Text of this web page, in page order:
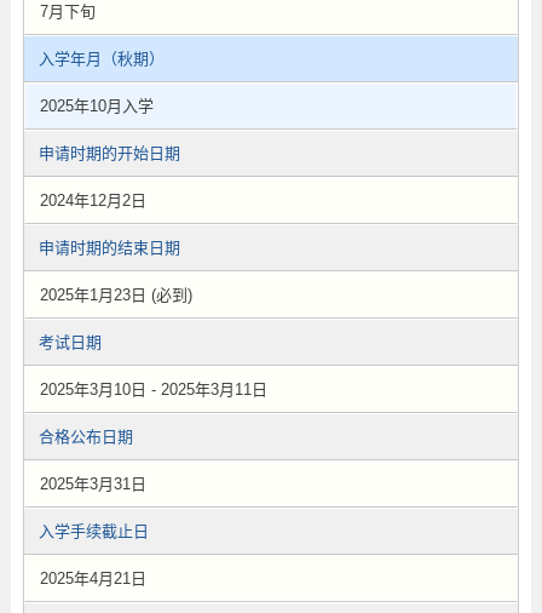
7月下旬
入学年月（秋期）
2025年10月入学
申请时期的开始日期
2024年12月2日
申请时期的结束日期
2025年1月23日 (必到)
考试日期
2025年3月10日 - 2025年3月11日
合格公布日期
2025年3月31日
入学手续截止日
2025年4月21日